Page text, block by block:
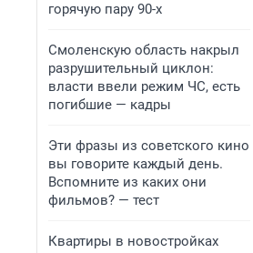
горячую пару 90-х
Смоленскую область накрыл
разрушительный циклон:
власти ввели режим ЧС, есть
погибшие — кадры
Эти фразы из советского кино
вы говорите каждый день.
Вспомните из каких они
фильмов? — тест
Квартиры в новостройках